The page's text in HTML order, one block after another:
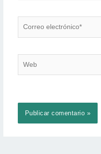
electrónico*